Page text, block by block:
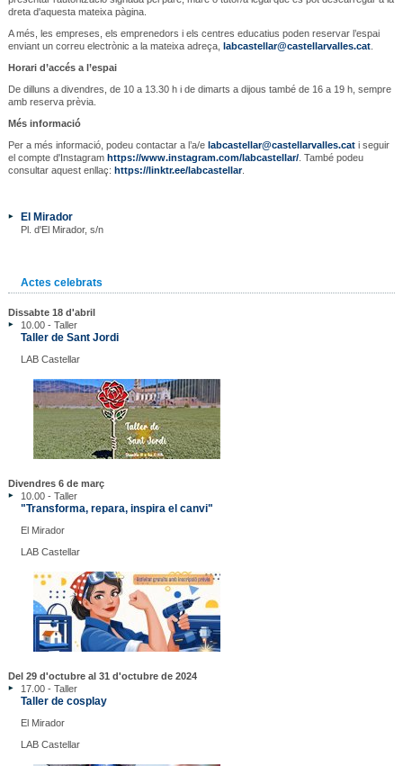
dreta d'aquesta mateixa pàgina.
A més, les empreses, els emprenedors i els centres educatius poden reservar l’espai
enviant un correu electrònic a la mateixa adreça, labcastellar@castellarvalles.cat.
Horari d’accés a l’espai
De dilluns a divendres, de 10 a 13.30 h i de dimarts a dijous també de 16 a 19 h, sempre
amb reserva prèvia.
Més informació
Per a més informació, podeu contactar a l’a/e labcastellar@castellarvalles.cati seguir
el compte d'Instagram https://www.instagram.com/labcastellar/. També podeu
consultar aquest enllaç: https://linktr.ee/labcastellar.
El Mirador
Pl. d'El Mirador, s/n
Actes celebrats
Dissabte 18 d'abril
10.00 - Taller
Taller de Sant Jordi
LAB Castellar
Divendres 6 de març
10.00 - Taller
"Transforma, repara, inspira el canvi"
El Mirador
LAB Castellar
Del 29 d'octubre al 31 d'octubre de 2024
17.00 - Taller
Taller de cosplay
El Mirador
LAB Castellar